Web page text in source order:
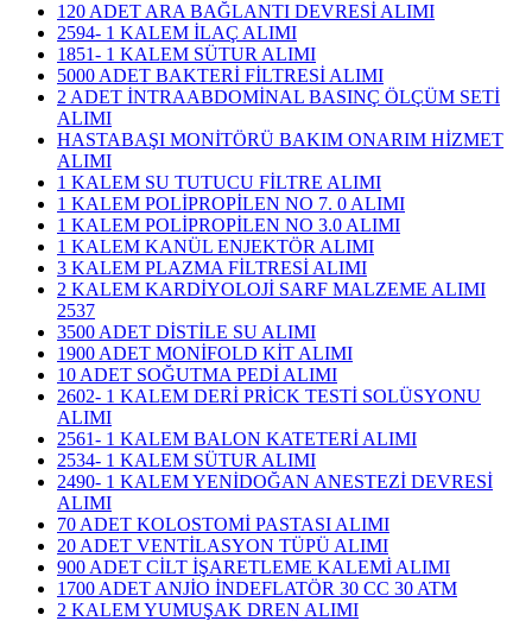
120 ADET ARA BAĞLANTI DEVRESİ ALIMI
2594- 1 KALEM İLAÇ ALIMI
1851- 1 KALEM SÜTUR ALIMI
5000 ADET BAKTERİ FİLTRESİ ALIMI
2 ADET İNTRAABDOMİNAL BASINÇ ÖLÇÜM SETİ
ALIMI
HASTABAŞI MONİTÖRÜ BAKIM ONARIM HİZMET
ALIMI
1 KALEM SU TUTUCU FİLTRE ALIMI
1 KALEM POLİPROPİLEN NO 7. 0 ALIMI
1 KALEM POLİPROPİLEN NO 3.0 ALIMI
1 KALEM KANÜL ENJEKTÖR ALIMI
3 KALEM PLAZMA FİLTRESİ ALIMI
​2 KALEM KARDİYOLOJİ SARF MALZEME ALIMI
2537
3500 ADET DİSTİLE SU ALIMI
1900 ADET MONİFOLD KİT ALIMI
10 ADET SOĞUTMA PEDİ ALIMI
2602- 1 KALEM DERİ PRİCK TESTİ SOLÜSYONU
ALIMI
2561- 1 KALEM BALON KATETERİ ALIMI
2534- 1 KALEM SÜTUR ALIMI
2490- 1 KALEM YENİDOĞAN ANESTEZİ DEVRESİ
ALIMI
70 ADET KOLOSTOMİ PASTASI ALIMI
20 ADET VENTİLASYON TÜPÜ ALIMI
900 ADET CİLT İŞARETLEME KALEMİ ALIMI
1700 ADET ANJİO İNDEFLATÖR 30 CC 30 ATM
2 KALEM YUMUŞAK DREN ALIMI